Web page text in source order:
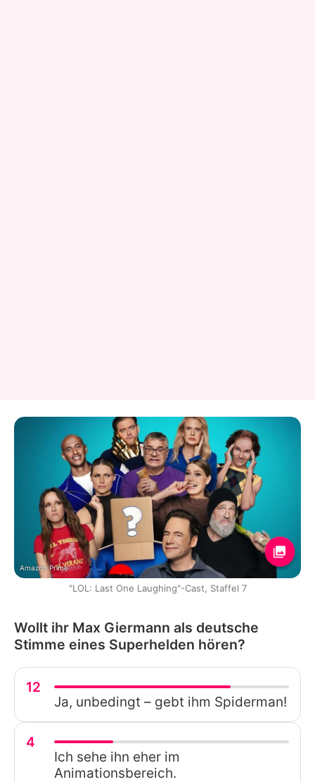
Amazon Prime
"LOL: Last One Laughing"-Cast, Staffel 7
Wollt ihr Max Giermann als deutsche
Stimme eines Superhelden hören?
12
Ja, unbedingt – gebt ihm Spiderman!
4
Ich sehe ihn eher im
Animationsbereich.